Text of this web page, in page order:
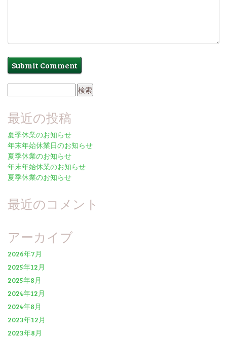
索:
最近の投稿
夏季休業のお知らせ
年末年始休業日のお知らせ
夏季休業のお知らせ
年末年始休業のお知らせ
夏季休業のお知らせ
最近のコメント
アーカイブ
2026年7月
2025年12月
2025年8月
2024年12月
2024年8月
2023年12月
2023年8月